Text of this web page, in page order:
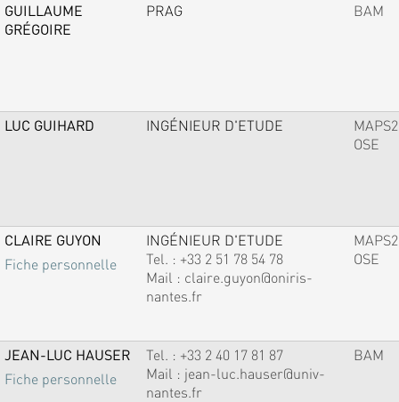
GUILLAUME
GRÉGOIRE
PRAG BAM
LUC GUIHARD INGÉNIEUR D'ETUDE
MAPS2
OSE
CLAIRE GUYON
Fiche personnelle
INGÉNIEUR D'ETUDE
Tel. : +33 2 51 78 54 78
Mail : claire.guyon@oniris-
nantes.fr
MAPS2
OSE
JEAN-LUC HAUSER
Fiche personnelle
Tel. : +33 2 40 17 81 87
Mail : jean-luc.hauser@univ-
nantes.fr
BAM